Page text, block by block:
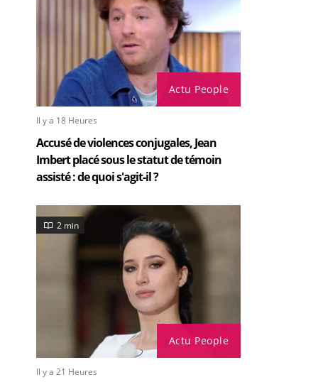
Actu People
Il y a 18 Heures
Accusé de violences conjugales, Jean
Imbert placé sous le statut de témoin
assisté : de quoi s'agit-il ?
Actu People
2 min
Il y a 21 Heures